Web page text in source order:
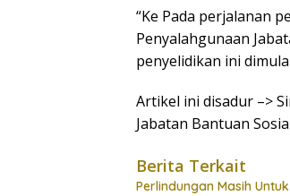
“Ke Pada perjalanan
Penyalahgunaan
penyelidikan ini
Artikel ini disadur –>
Jabatan Bantuan
Berita Terkait
Perlindungan Masih